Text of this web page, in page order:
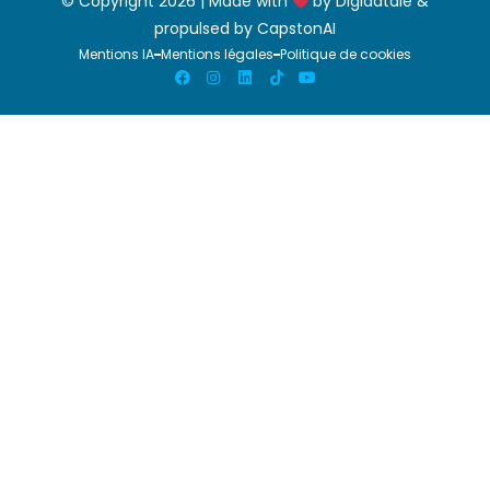
propulsed by CapstonAI
Mentions IA Mentions légales Politique de cookies